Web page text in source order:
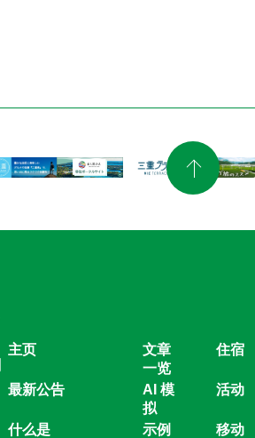
主页
文章
一览
住宿
最新公告
AI 模
拟
活动
什么是 示例 移动